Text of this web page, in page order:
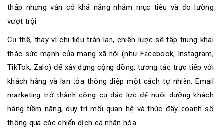
thấp nhưng vẫn có khả năng nhắm mục tiêu và đo lường
vượt trội.
Cụ thể, thay vì chi tiêu tràn lan, chiến lược sẽ tập trung khai
thác sức mạnh của mạng xã hội (như Facebook, Instagram,
TikTok, Zalo) để xây dựng cộng đồng, tương tác trực tiếp với
khách hàng và lan tỏa thông điệp một cách tự nhiên. Email
marketing trở thành công cụ đắc lực để nuôi dưỡng khách
hàng tiềm năng, duy trì mối quan hệ và thúc đẩy doanh số
thông qua các chiến dịch cá nhân hóa.